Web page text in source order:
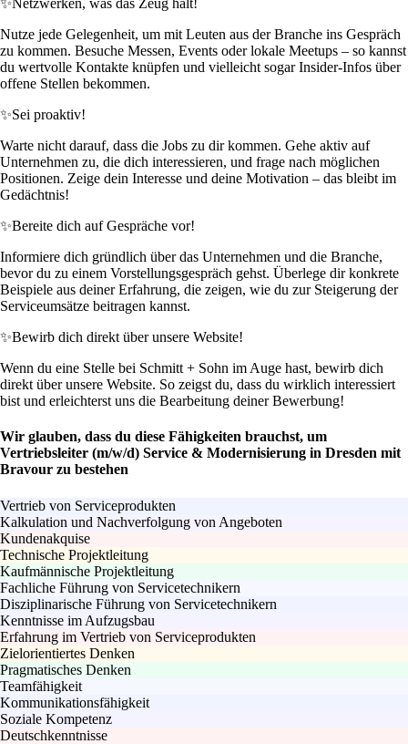
✨ Netzwerken, was das Zeug hält!
Nutze jede Gelegenheit, um mit Leuten aus der Branche ins Gespräch
zu kommen. Besuche Messen, Events oder lokale Meetups – so kannst
du wertvolle Kontakte knüpfen und vielleicht sogar Insider-Infos über
offene Stellen bekommen.
✨Sei proaktiv!
Warte nicht darauf, dass die Jobs zu dir kommen. Gehe aktiv auf
Unternehmen zu, die dich interessieren, und frage nach möglichen
Positionen. Zeige dein Interesse und deine Motivation – das bleibt im
Gedächtnis!
✨Bereite dich auf Gespräche vor!
Informiere dich gründlich über das Unternehmen und die Branche,
bevor du zu einem Vorstellungsgespräch gehst. Überlege dir konkrete
Beispiele aus deiner Erfahrung, die zeigen, wie du zur Steigerung der
Serviceumsätze beitragen kannst.
✨Bewirb dich direkt über unsere Website!
Wenn du eine Stelle bei Schmitt + Sohn im Auge hast, bewirb dich
direkt über unsere Website. So zeigst du, dass du wirklich interessiert
bist und erleichterst uns die Bearbeitung deiner Bewerbung!
Wir glauben, dass du diese Fähigkeiten brauchst, um
Vertriebsleiter (m/w/d) Service & Modernisierung in Dresden mit
Bravour zu bestehen
Vertrieb von Serviceprodukten
Kalkulation und Nachverfolgung von Angeboten
Kundenakquise
Technische Projektleitung
Kaufmännische Projektleitung
Fachliche Führung von Servicetechnikern
Disziplinarische Führung von Servicetechnikern
Kenntnisse im Aufzugsbau
Erfahrung im Vertrieb von Serviceprodukten
Zielorientiertes Denken
Pragmatisches Denken
Teamfähigkeit
Kommunikationsfähigkeit
Soziale Kompetenz
Deutschkenntnisse